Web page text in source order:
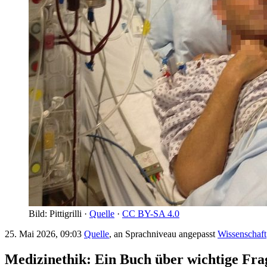
Bild: Pittigrilli · Quelle · CC BY-SA 4.0
25. Mai 2026, 09:03 Quelle, an Sprachniveau angepasst Wissenschaft
Medizinethik: Ein Buch über wichtige